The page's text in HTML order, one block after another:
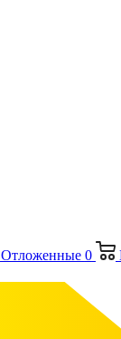
Отложенные 0